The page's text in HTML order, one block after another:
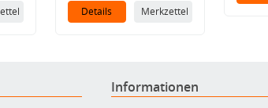
Details Merkzettel
Informationen